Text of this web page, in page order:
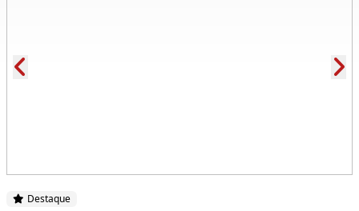
Destaque